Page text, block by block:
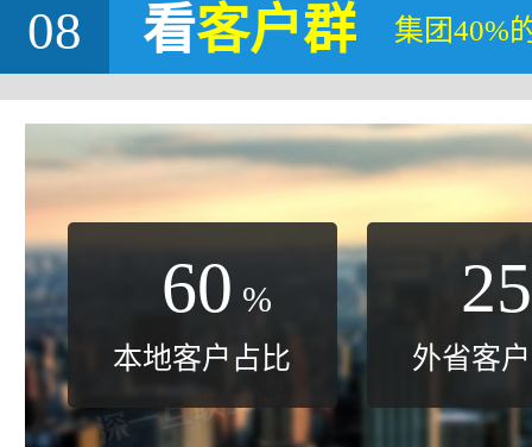
08 看客户群 集团40%
60 %
本地客户占比
25
外省客